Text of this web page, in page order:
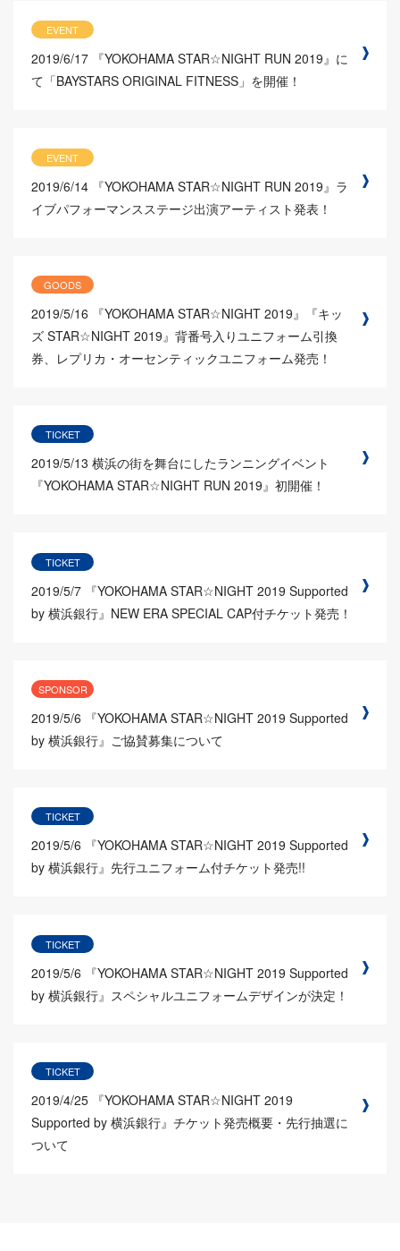
EVENT
2019/6/17 『YOKOHAMA STAR☆NIGHT RUN 2019』に
て「BAYSTARS ORIGINAL FITNESS」を開催！
EVENT
2019/6/14 『YOKOHAMA STAR☆NIGHT RUN 2019』ラ
イブパフォーマンスステージ出演アーティスト発表！
GOODS
2019/5/16
『YOKOHAMA STAR☆NIGHT 2019』『キッ
ズ STAR☆NIGHT 2019』背番号入りユニフォーム引換
券、レプリカ・オーセンティックユニフォーム発売！
TICKET
2019/5/13 横浜の街を舞台にしたランニングイベント
『YOKOHAMA STAR☆NIGHT RUN 2019』初開催！
TICKET
2019/5/7 『YOKOHAMA STAR☆NIGHT 2019 Supported
by 横浜銀行』NEW ERA SPECIAL CAP付チケット発売！
SPONSOR
2019/5/6
『YOKOHAMA STAR☆NIGHT 2019 Supported
by 横浜銀行』ご協賛募集について
TICKET
2019/5/6
『YOKOHAMA STAR☆NIGHT 2019 Supported
by 横浜銀行』先行ユニフォーム付チケット発売!!
TICKET
2019/5/6
『YOKOHAMA STAR☆NIGHT 2019 Supported
by 横浜銀行』スペシャルユニフォームデザインが決定！
TICKET
2019/4/25 『YOKOHAMA STAR☆NIGHT 2019
Supported by 横浜銀行』チケット発売概要・先行抽選に
ついて